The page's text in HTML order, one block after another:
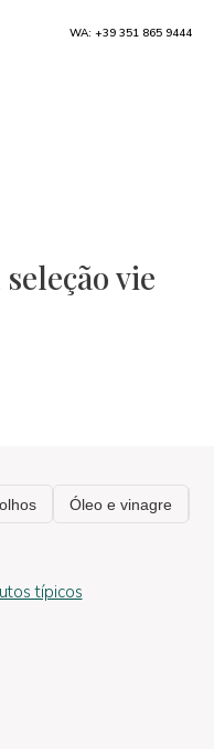
vie
típicos
WA: +39 351 865 9444